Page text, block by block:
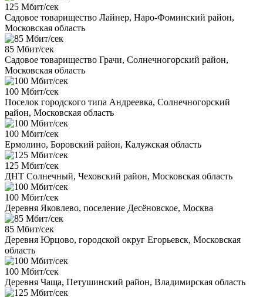
125 Мбит/сек
Садовое товарищество Лайнер, Наро-Фоминский район,
Московская область
85 Мбит/сек
Садовое товарищество Грачи, Солнечногорский район,
Московская область
100 Мбит/сек
Поселок городского типа Андреевка, Солнечногорский
район, Московская область
100 Мбит/сек
Ермолино, Боровский район, Калужская область
125 Мбит/сек
ДНТ Солнечный, Чеховский район, Московская область
100 Мбит/сек
Деревня Яковлево, поселение Десёновское, Москва
85 Мбит/сек
Деревня Юрцово, городской округ Егорьевск, Московская
область
100 Мбит/сек
Деревня Чаща, Петушинский район, Владимирская область